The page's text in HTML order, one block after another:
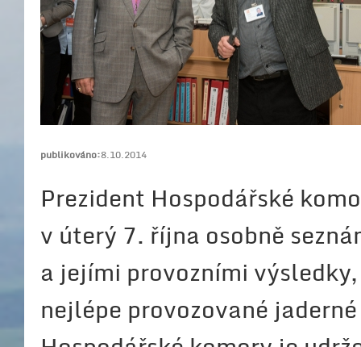
publikováno:8.10.2014
Prezident Hospodářské
v úterý 7. října osobně
a jejími provozními
nejlépe provozované